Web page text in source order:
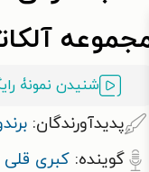
شنیدن نمونۀ
پدیدآورندگان:
گوینده: کبری قلی